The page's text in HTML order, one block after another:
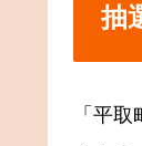
抽
「平